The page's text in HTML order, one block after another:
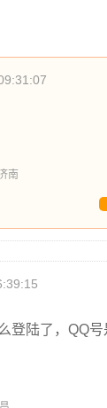
南
登陆了，QQ号